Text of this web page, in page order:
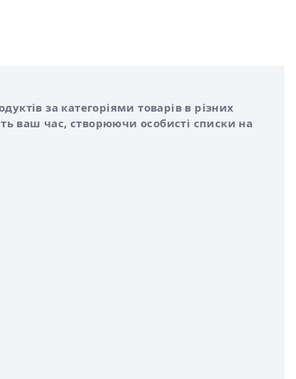
за категоріями товарів в різних
ваш час, створюючи особисті списки на